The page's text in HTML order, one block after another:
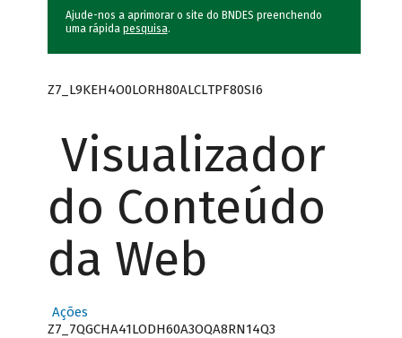
Ajude-nos a aprimorar o site do BNDES preenchendo
uma rápida pesquisa.
Z7_L9KEH4O0LORH80ALCLTPF80SI6
Visualizador
do Conteúdo
da Web
Ações
Z7_7QGCHA41LODH60A3OQA8RN14Q3